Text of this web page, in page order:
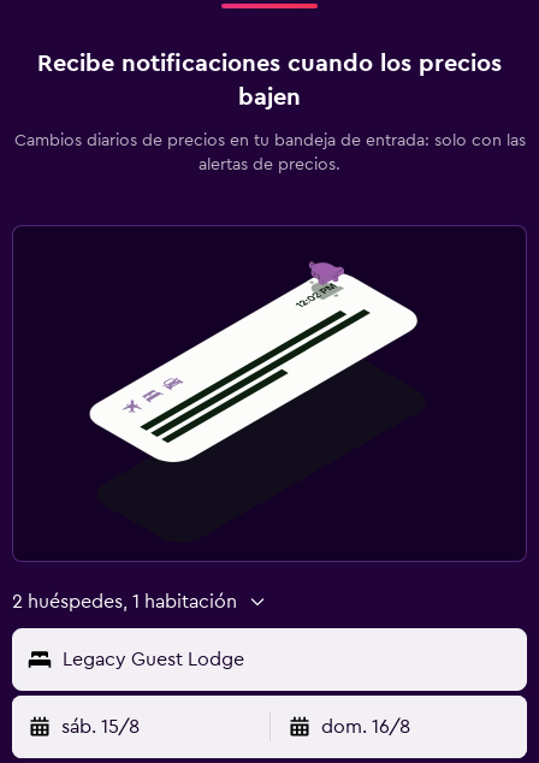
Recibe notificaciones cuando los precios
bajen
Cambios diarios de precios en tu bandeja de entrada: solo con las
alertas de precios.
2 huéspedes, 1 habitación
Legacy Guest Lodge
sáb. 15/8 dom. 16/8